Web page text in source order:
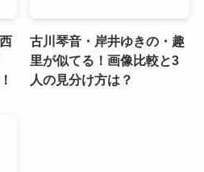
古川琴音・岸井ゆきの・趣
里が似てる！画像比較と3
人の見分け方は？